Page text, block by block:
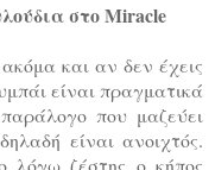
στο Miracle
και αν δεν έχεις
είναι πραγματικά
που μαζεύει
είναι ανοιχτός.
λόγω ζέστης ο κήπος